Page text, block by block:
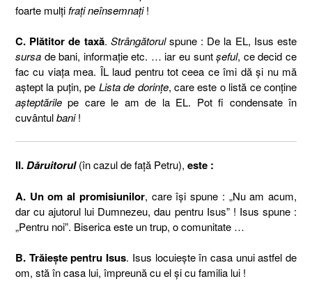
foarte mulţifraţi neînsemnaţi!
C. Plătitor de taxă. Strângătorulspune : De la EL, Isus este
sursa de bani, informaţie etc. … iar eu suntşeful, ce decid ce
fac cu viaţa mea. ÎL laud pentru tot ceea ce îmi dă şi nu mă
aştept la puţin, pe Lista de dorinţe, care este o listă ce conţine
aşteptările pe care le am de la EL. Pot fi condensate în
cuvântulbani!
II.Dăruitorul(în cazul de faţă Petru), este :
A. Un om al promisiunilor, care îşi spune : „Nu am acum,
dar cu ajutorul lui Dumnezeu, dau pentru Isus” ! Isus spune :
„Pentru noi”. Biserica este un trup, o comunitate …
B. Trăieşte pentru Isus. Isus locuieşte în casa unui astfel de
om, stă în casa lui, împreună cu el şi cu familia lui !